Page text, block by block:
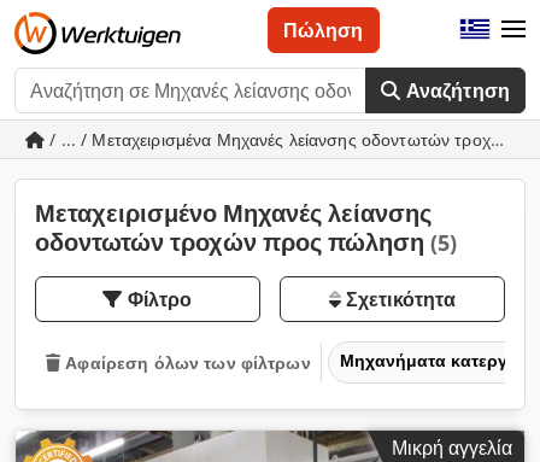
Αναζήτηση
Πώληση
/ ... / Μεταχειρισμένα Μηχανές λείανσης οδοντωτών τροχών
Μεταχειρισμένο Μηχανές λείανσης
οδοντωτών τροχών προς πώληση (5)
Φίλτρο Σχετικότητα
Αφαίρεση όλων των φίλτρων Μηχανήματα
Μικρή αγγελία